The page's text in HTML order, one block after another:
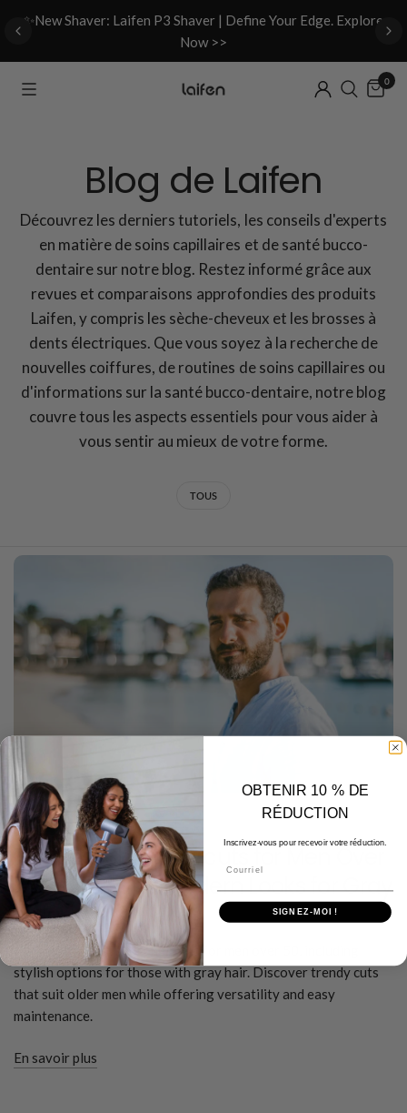
✨New Shaver: Laifen P3 Shaver | Define Your Edge. Explore
Now >>
0
Blog de Laifen
Découvrez les derniers tutoriels, les conseils d'experts
en matière de soins capillaires et de santé bucco-
dentaire sur notre blog. Restez informé grâce aux
revues et comparaisons approfondies des produits
Laifen, y compris les sèche-cheveux et les brosses à
dents électriques. Que vous soyez à la recherche de
nouvelles coiffures, de routines de soins capillaires ou
d'informations sur la santé bucco-dentaire, notre blog
couvre tous les aspects essentiels pour vous aider à
vous sentir au mieux de votre forme.
TOUS
DECEMBER 19 2025
The Best Short Haircuts for Men Over
50: Stylish and Modern Looks for Gray
Hair
Explore the best short haircuts for men over 50, including
stylish options for those with gray hair. Discover trendy cuts
that suit older men while offering versatility and easy
maintenance.
En savoir plus
OBTENIR 10 % DE
RÉDUCTION
Inscrivez-vous pour recevoir votre réduction.
SIGNEZ-MOI !